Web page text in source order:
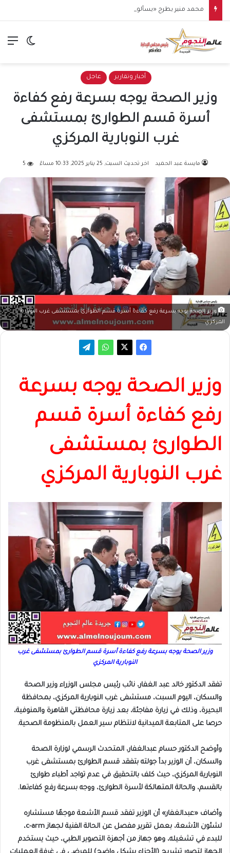
محمد منير يطرح «يسألوا عنك».. أولى مفاجآت صيف 2026
الوضع
أخبار وتقارير عاجل
وزير الصحة يوجه بسرعة رفع كفاءة
أسرة قسم الطوارئ بمستشفى
غرب النوبارية المركزي
مايسة عبد الحميد اخر تحديث السبت, 25 يناير 2025, 10:33 مساءً 5
وزير الصحة يوجه بسرعة رفع كفاءة أسرة قسم الطوارئ بمستشفى غرب النوبارية
المركزي
وزير الصحة يوجه بسرعة
رفع كفاءة أسرة قسم
الطوارئ بمستشفى
غرب النوبارية المركزي
وزير الصحة يوجه بسرعة رفع كفاءة أسرة قسم الطوارئ بمستشفى غرب
النوبارية المركزي
تفقد الدكتور خالد عبد الغفار، نائب رئيس مجلس الوزراء وزير الصحة
والسكان، اليوم السبت، مستشفى غرب النوبارية المركزي، بمحافظة
البحيرة، وذلك في زيارة مفاجئة، بعد زيارة محافظتي القاهرة والمنوفية،
حرصا على المتابعة الميدانية لانتظام سير العمل بالمنظومة الصحية.
وأوضح الدكتور حسام عبدالغفار، المتحدث الرسمي لوزارة الصحة
والسكان، أن الوزير بدأ جولته بتفقد قسم الطوارئ بمستشفى غرب
النوبارية المركزي، حيث كلف بالتحقيق في عدم تواجد أطباء طوارئ
بالقسم، والحالة المتهالكة لأسرة الطوارئ، ووجه بسرعة رفع كفاءتها.
وأضاف «عبدالغفار» أن الوزير تفقد قسم الأشعة موجهًا مستشاره
لشئون الأشعة، بعمل تقرير مفصل عن الحالة الفنية لجهاز c-arm،
للبدء في تشغيله، وهو جهاز من أجهزة التصوير الطبي، حيث يستخدم